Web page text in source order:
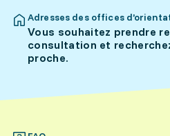
Adresses des offices
Vous souhaitez prendre
consultation et
proche.